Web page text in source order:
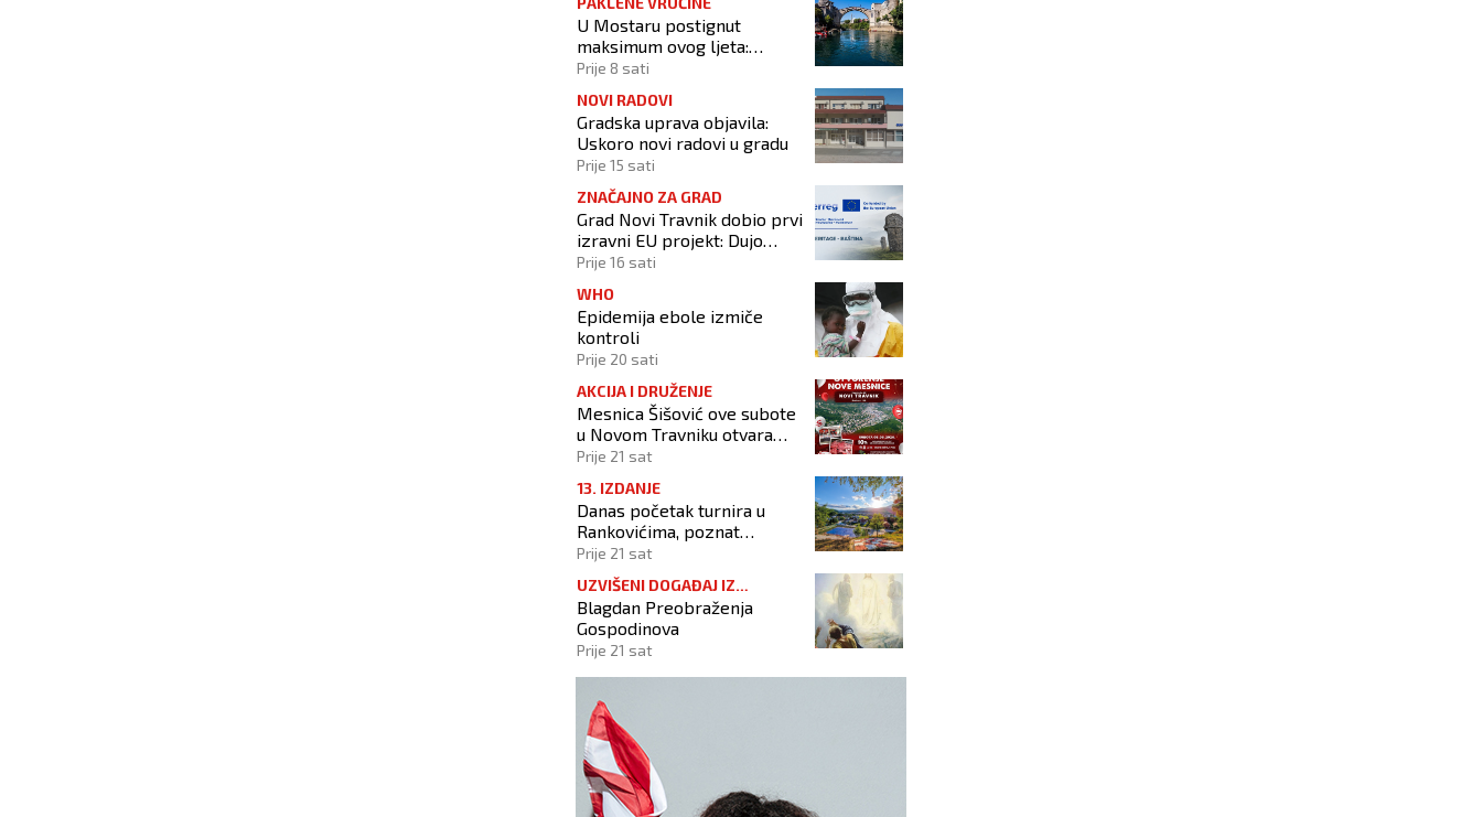
U Mostaru postignut
maksimum ovog ljeta:
Izmjerena temperatura od
Prije 8 sati
NOVI RADOVI
Gradska uprava objavila:
Uskoro novi radovi u gradu
Prije 15 sati
ZNAČAJNO ZA GRAD
Grad Novi Travnik dobio prvi
izravni EU projekt: Dujo
potpisao ugovor
Prije 16 sati
WHO
Epidemija ebole izmiče
kontroli
Prije 20 sati
AKCIJA I DRUŽENJE
Mesnica Šišović ove subote
u Novom Travniku otvara
poslovnicu!
Prije 21 sat
13. IZDANJE
Danas početak turnira u
Rankovićima, poznat
raspored prvog dana
Prije 21 sat
UZVIŠENI DOGAĐAJ IZ
KRISTOVA ŽIVOTA
Blagdan Preobraženja
Gospodinova
Prije 21 sat